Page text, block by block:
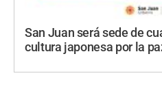
San Juan será sede de
cultura japonesa por la